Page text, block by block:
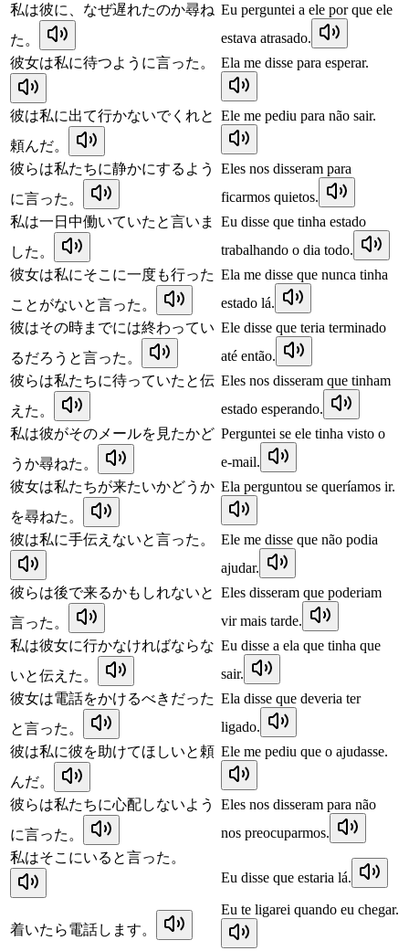
私は彼に、なぜ遅れたのか尋ね
た。
Eu perguntei a ele por que ele
estava atrasado.
彼女は私に待つように言った。
Ela me disse para esperar.
彼は私に出て行かないでくれと
頼んだ。
Ele me pediu para não sair.
彼らは私たちに静かにするよう
に言った。
Eles nos disseram para
ficarmos quietos.
私は一日中働いていたと言いま
した。
Eu disse que tinha estado
trabalhando o dia todo.
彼女は私にそこに一度も行った
ことがないと言った。
Ela me disse que nunca tinha
estado lá.
彼はその時までには終わってい
るだろうと言った。
Ele disse que teria terminado
até então.
彼らは私たちに待っていたと伝
えた。
Eles nos disseram que tinham
estado esperando.
私は彼がそのメールを見たかど
うか尋ねた。
Perguntei se ele tinha visto o
e-mail.
彼女は私たちが来たいかどうか
を尋ねた。
Ela perguntou se queríamos ir.
彼は私に手伝えないと言った。
Ele me disse que não podia
ajudar.
彼らは後で来るかもしれないと
言った。
Eles disseram que poderiam
vir mais tarde.
私は彼女に行かなければならな
いと伝えた。
Eu disse a ela que tinha que
sair.
彼女は電話をかけるべきだった
と言った。
Ela disse que deveria ter
ligado.
彼は私に彼を助けてほしいと頼
んだ。
Ele me pediu que o ajudasse.
彼らは私たちに心配しないよう
に言った。
Eles nos disseram para não
nos preocuparmos.
私はそこにいると言った。
Eu disse que estaria lá.
着いたら電話します。
Eu te ligarei quando eu chegar.